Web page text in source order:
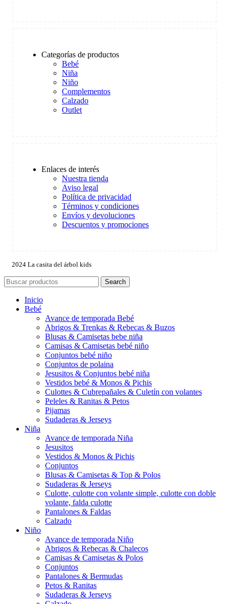
Categorías de productos
Bebé
Niña
Niño
Complementos
Calzado
Outlet
Enlaces de interés
Nuestra tienda
Aviso legal
Política de privacidad
Términos y condiciones
Envíos y devoluciones
Descuentos y promociones
2024 La casita del árbol kids
Search
Inicio
Bebé
Avance de temporada Bebé
Abrigos & Trenkas & Rebecas & Buzos
Blusas & Camisetas bebe niña
Camisas & Camisetas bebé niño
Conjuntos bebé niño
Conjuntos de polaina
Jesusitos & Conjuntos bebé niña
Vestidos bebé & Monos & Pichis
Culottes & Cubrepañales & Culetín con volantes
Peleles & Ranitas & Petos
Pijamas
Sudaderas & Jerseys
Niña
Avance de temporada Niña
Jesusitos
Vestidos & Monos & Pichis
Conjuntos
Blusas & Camisetas & Top & Polos
Sudaderas & Jerseys
Culotte, culotte con volante simple, culotte con doble
volante, falda culotte
Pantalones & Faldas
Calzado
Niño
Avance de temporada Niño
Abrigos & Rebecas & Chalecos
Camisas & Camisetas & Polos
Conjuntos
Pantalones & Bermudas
Petos & Ranitas
Sudaderas & Jerseys